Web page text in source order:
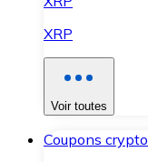
XRP
Voir toutes
Coupons crypto